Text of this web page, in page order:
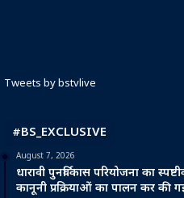
Tweets by bstvlive
#BS_EXCLUSIVE
August 7, 2026
धारावी पुनर्विकास परियोजना का
कानूनी प्रक्रियाओं का पालन कर की गई